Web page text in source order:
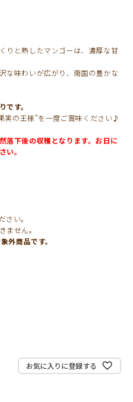
りと熟したマンゴーは、濃厚な甘
な味わいが広がり、南国の豊かな
す。
実の王様”を一度ご賞味ください♪
落下後の収穫となります。お日に
い。
い。
せん。
外商品です。
お気に入りに登録する